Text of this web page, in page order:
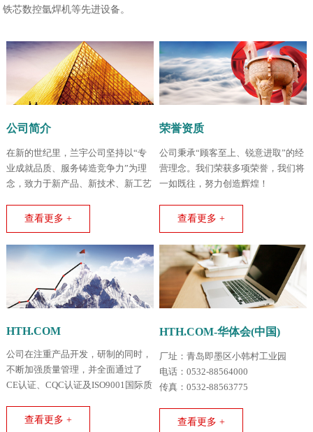
铁芯数控氩焊机等先进设备。
公司简介
在新的世纪里，兰宇公司坚持以“专
业成就品质、服务铸造竞争力”为理
念，致力于新产品、新技术、新工艺
查看更多 +
荣誉资质
公司秉承“顾客至上、锐意进取”的经
营理念。我们荣获多项荣誉，我们将
一如既往，努力创造辉煌！
查看更多 +
HTH.COM
公司在注重产品开发，研制的同时，
不断加强质量管理，并全面通过了
CE认证、CQC认证及ISO9001国际质
查看更多 +
HTH.COM-华体会(中国)
厂址：青岛即墨区小韩村工业园
电话：0532-88564000
传真：0532-88563775
查看更多 +